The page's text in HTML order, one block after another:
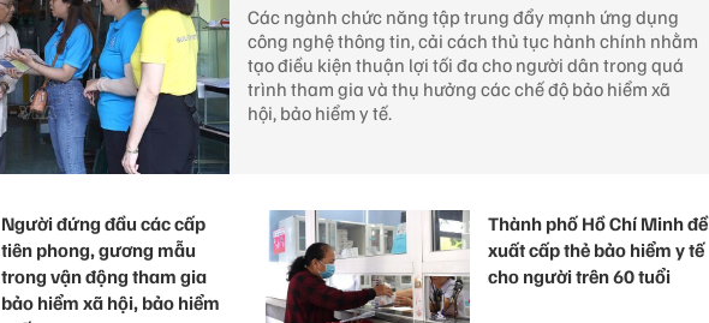
Các ngành chức năng tập trung đẩy mạnh ứng dụng
công nghệ thông tin, cải cách thủ tục hành chính nhằm
tạo điều kiện thuận lợi tối đa cho người dân trong quá
trình tham gia và thụ hưởng các chế độ bảo hiểm xã
hội, bảo hiểm y tế.
Người đứng đầu các cấp
tiên phong, gương mẫu
trong vận động tham gia
bảo hiểm xã hội, bảo hiểm
Thành phố Hồ Chí Minh đề
xuất cấp thẻ bảo hiểm y tế
cho người trên 60 tuổi